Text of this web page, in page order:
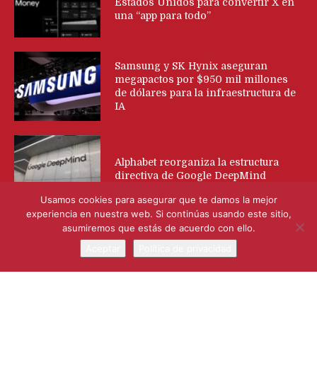
una “app para todo”
Samsung y SK Hynix aseguran
megapactos por $950 mil millones
de dólares para la infraestructura de
IA
Alphabet reorganiza la estructura
directiva de Google DeepMind
Elon Musk lanza X Money en Estados Unidos para
Usamos cookies para asegurar que te damos la mejor
experiencia en nuestra web. Si continúas usando este sitio,
asumiremos que estás de acuerdo con ello.